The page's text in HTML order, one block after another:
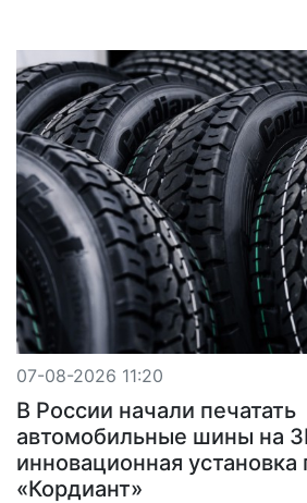
07-08-2026 11:20
В России начали печатать
автомобильные шины на
инновационная установка
«Кордиант»